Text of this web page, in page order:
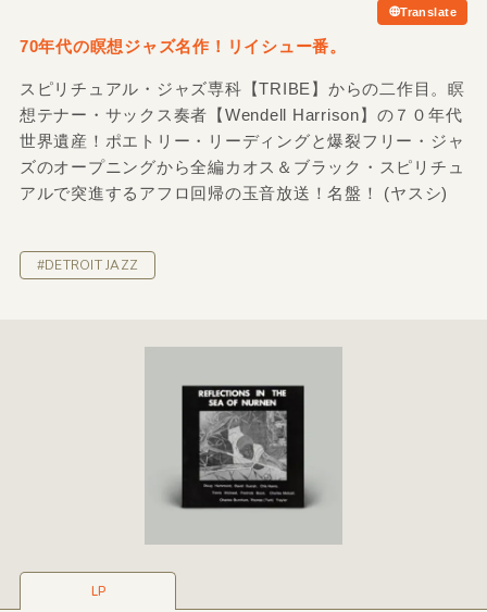
Translate
70年代の瞑想ジャズ名作！リイシュー番。
スピリチュアル・ジャズ専科【TRIBE】からの二作目。瞑
想テナー・サックス奏者【Wendell Harrison】の７０年代
世界遺産！ポエトリー・リーディングと爆裂フリー・ジャ
ズのオープニングから全編カオス＆ブラック・スピリチュ
アルで突進するアフロ回帰の玉音放送！名盤！ (ヤスシ)
#DETROIT JAZZ
LP